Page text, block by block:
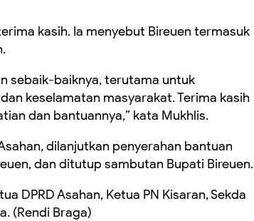
kasih. Ia menyebut Bireuen termasuk
sebaik-baiknya, terutama untuk
keselamatan masyarakat. Terima kasih
dan bantuannya,” kata Mukhlis.
dilanjutkan penyerahan bantuan
dan ditutup sambutan Bupati Bireuen.
DPRD Asahan, Ketua PN Kisaran, Sekda
(Rendi Braga)